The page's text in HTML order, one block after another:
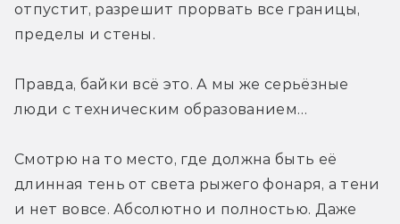
отпустит, разрешит прорвать все границы,
пределы и стены.
Правда, байки всё это. А мы же серьёзные
люди с техническим образованием…
Смотрю на то место, где должна быть её
длинная тень от света рыжего фонаря, а тени
и нет вовсе. Абсолютно и полностью. Даже